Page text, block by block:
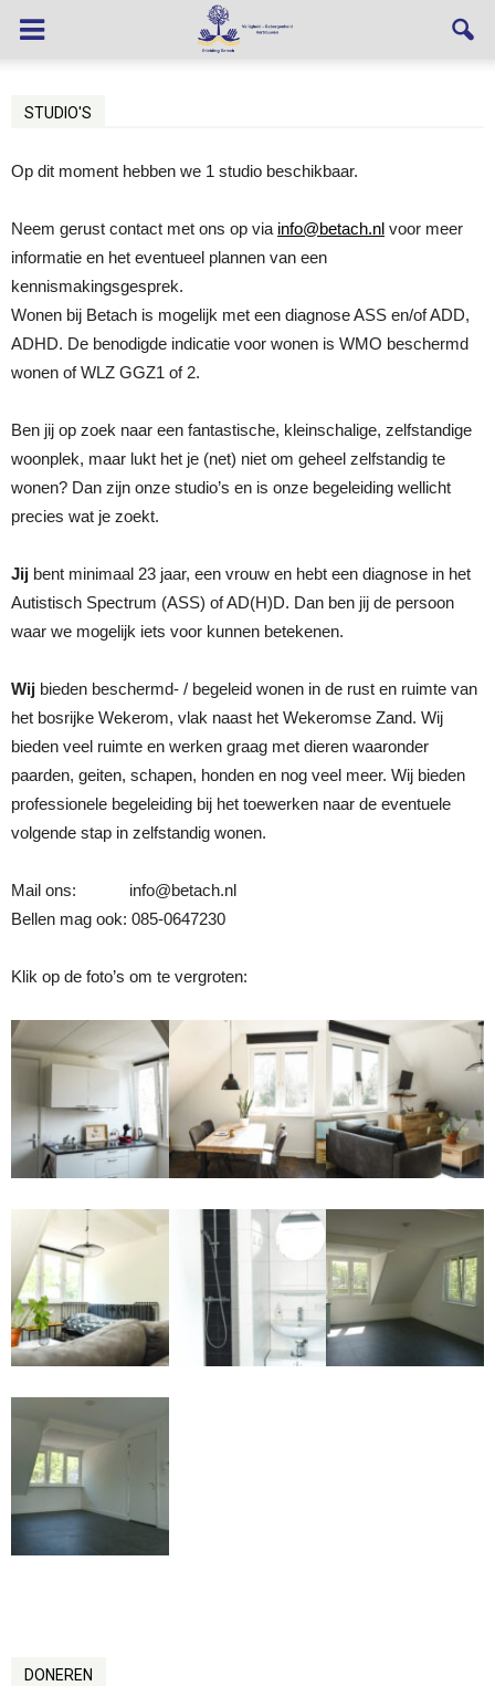
STUDIO'S
Op dit moment hebben we 1 studio beschikbaar.
Neem gerust contact met ons op via info@betach.nl voor meer
informatie en het eventueel plannen van een
kennismakingsgesprek.
Wonen bij Betach is mogelijk met een diagnose ASS en/of ADD,
ADHD. De benodigde indicatie voor wonen is WMO beschermd
wonen of WLZ GGZ1 of 2.
Ben jij op zoek naar een fantastische, kleinschalige, zelfstandige
woonplek, maar lukt het je (net) niet om geheel zelfstandig te
wonen? Dan zijn onze studio’s en is onze begeleiding wellicht
precies wat je zoekt.
Jij bent minimaal 23 jaar, een vrouw en hebt een diagnose in het
Autistisch Spectrum (ASS) of AD(H)D. Dan ben jij de persoon
waar we mogelijk iets voor kunnen betekenen.
Wij bieden beschermd- / begeleid wonen in de rust en ruimte van
het bosrijke Wekerom, vlak naast het Wekeromse Zand. Wij
bieden veel ruimte en werken graag met dieren waaronder
paarden, geiten, schapen, honden en nog veel meer. Wij bieden
professionele begeleiding bij het toewerken naar de eventuele
volgende stap in zelfstandig wonen.
Mail ons: info@betach.nl
Bellen mag ook: 085-0647230
Klik op de foto’s om te vergroten:
DONEREN